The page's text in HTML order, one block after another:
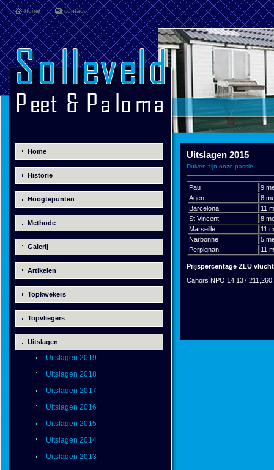
home contact
Home
Historie
Hoogtepunten
Methode
Galerij
Artikelen
Topkwekers
Topvliegers
Uitslagen
Uitslagen 2019
Uitslagen 2018
Uitslagen 2017
Uitslagen 2016
Uitslagen 2015
Uitslagen 2014
Uitslagen 2013
Uitslagen 2015
Duiven zijn onze passie
Pau
9
Agen
8
Barcelona
11
St Vincent
8
Marseille
11
Narbonne
5
Perpignan
11
Prijspercentage ZLU
Cahors NPO